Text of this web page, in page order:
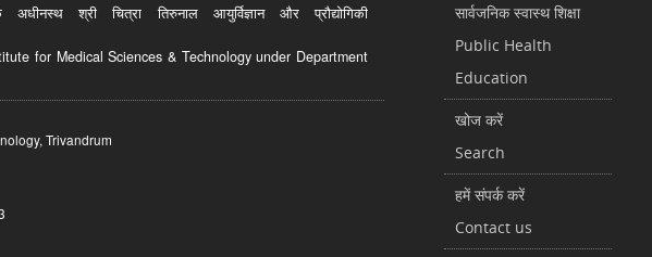
श्री चित्रा तिरुनाल आयुर्विज्ञान और प्रौद्योगिकी
for Medical Sciences & Technology under Department
Trivandrum
सार्वजनिक स्वास्थ शिक्षा
Public Health
Education
खोज करें
Search
हमें संपर्क करें
Contact us